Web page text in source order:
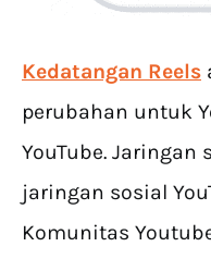
Kedatangan Reels
perubahan untuk
YouTube.
jaringan sosial
Komunitas